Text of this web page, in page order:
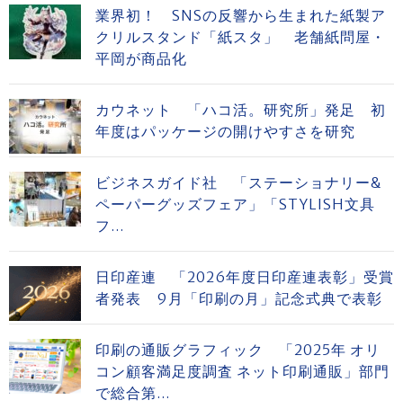
業界初！ SNSの反響から生まれた紙製ア
クリルスタンド「紙スタ」 老舗紙問屋・
平岡が商品化
カウネット 「ハコ活。研究所」発足 初
年度はパッケージの開けやすさを研究
ビジネスガイド社 「ステーショナリー&
ペーパーグッズフェア」「STYLISH文具
フ...
日印産連 「2026年度日印産連表彰」受賞
者発表 9月「印刷の月」記念式典で表彰
印刷の通販グラフィック 「2025年 オリ
コン顧客満足度調査 ネット印刷通販」部門
で総合第...